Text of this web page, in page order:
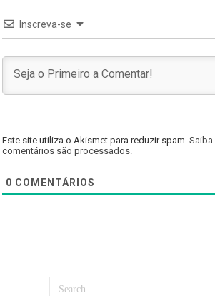
Inscreva-se
Este site utiliza o Akismet para reduzir spam.
comentários são processados.
0 COMENTÁRIOS